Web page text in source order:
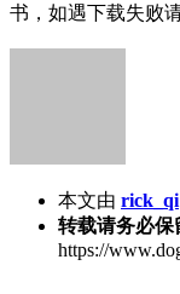
书，如遇下载失败
本文由 rick_qi
转载请务必保
https://